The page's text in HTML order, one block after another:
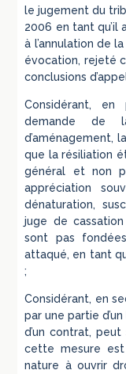
le jugement du
2006 en tant qu’il
à l’annulation de
évocation, rejeté
conclusions
Considérant,
demande de
d’aménagement,
que la résiliation
général et non
appréciation
dénaturation,
juge de
sont pas
attaqué, en tant
;
Considérant, en
par une partie
d’un contrat,
cette mesure
nature à ouvrir